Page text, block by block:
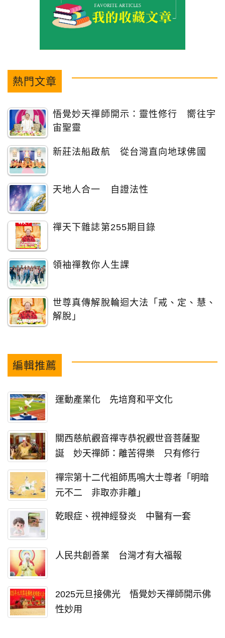
熱門文章
悟覺妙天禪師開示：靈性修行 嚮往宇
宙聖靈
新莊法船啟航 從台灣直向地球佛國
天地人合一 自證法性
禪天下雜誌第255期目錄
領袖禪教你人生課
世尊真傳解脫輪迴大法「戒、定、慧、
解脫」
編輯推薦
運動產業化 先培育和平文化
關西慈航觀音禪寺恭祝觀世音菩薩聖
誕 妙天禪師：離苦得樂 只有修行
禪宗第十二代祖師馬鳴大士尊者「明暗
元不二 非取亦非離」
乾眼症、視神經發炎 中醫有一套
人民共創善業 台灣才有大福報
2025元旦接佛光 悟覺妙天禪師開示佛
性妙用